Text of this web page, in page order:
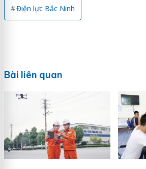
Điện lực Bắc Ninh
Bài liên quan